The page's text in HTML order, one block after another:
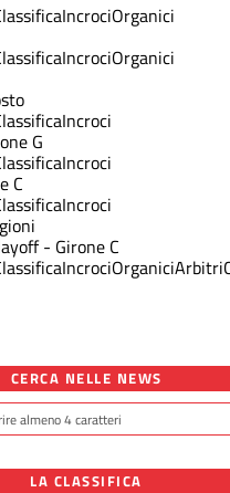
IncrociOrganici
IncrociOrganici
Incroci
G
Incroci
C
Incroci
- Girone C
IncrociOrganiciArbitri
CERCA NELLE NEWS
LA CLASSIFICA